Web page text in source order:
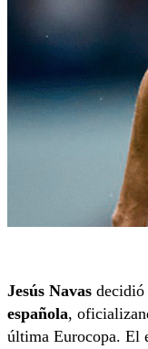
Jesús Navas decidió
española,
última Eurocopa. El